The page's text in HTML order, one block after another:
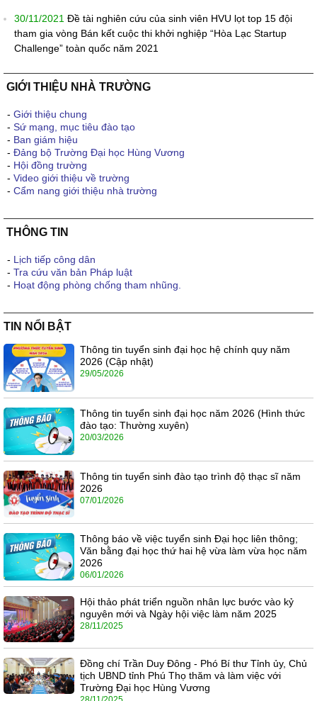
30/11/2021 Đề tài nghiên cứu của sinh viên HVU lọt top 15 đội
tham gia vòng Bán kết cuộc thi khởi nghiệp “Hòa Lạc Startup
Challenge” toàn quốc năm 2021
GIỚI THIỆU NHÀ TRƯỜNG
- Giới thiệu chung
- Sứ mạng, mục tiêu đào tạo
- Ban giám hiệu
- Đảng bộ Trường Đại học Hùng Vương
- Hội đồng trường
- Video giới thiệu về trường
- Cẩm nang giới thiệu nhà trường
THÔNG TIN
- Lịch tiếp công dân
- Tra cứu văn bản Pháp luật
- Hoạt động phòng chống tham nhũng.
TIN NỔI BẬT
Thông tin tuyển sinh đại học hệ chính quy năm
2026 (Cập nhật)
29/05/2026
Thông tin tuyển sinh đại học năm 2026 (Hình thức
đào tạo: Thường xuyên)
20/03/2026
Thông tin tuyển sinh đào tạo trình độ thạc sĩ năm
2026
07/01/2026
Thông báo về việc tuyển sinh Đại học liên thông;
Văn bằng đại học thứ hai hệ vừa làm vừa học năm
2026
06/01/2026
Hội thảo phát triển nguồn nhân lực bước vào kỷ
nguyên mới và Ngày hội việc làm năm 2025
28/11/2025
Đồng chí Trần Duy Đông - Phó Bí thư Tỉnh ủy, Chủ
tịch UBND tỉnh Phú Thọ thăm và làm việc với
Trường Đại học Hùng Vương